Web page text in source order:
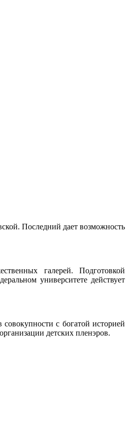
Последний дает возможность
галерей. Подготовкой
университете действует
с богатой историей
детских пленэров.